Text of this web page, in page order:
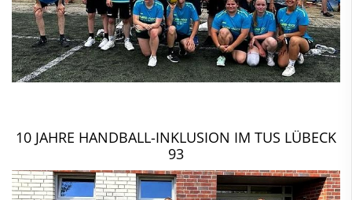
10 JAHRE HANDBALL-INKLUSION IM TUS LÜBECK
93